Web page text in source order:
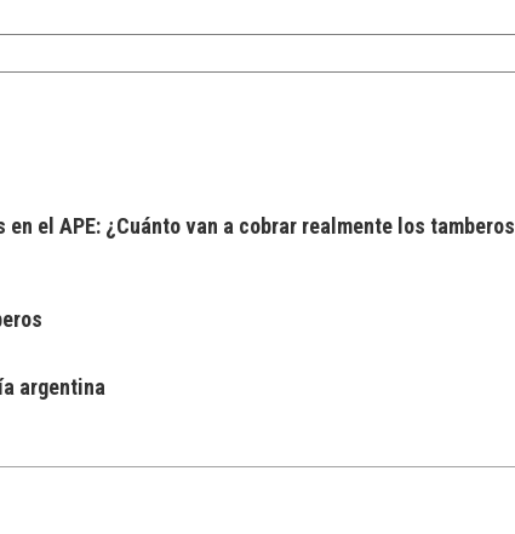
el APE: ¿Cuánto van a cobrar realmente los tamberos
argentina